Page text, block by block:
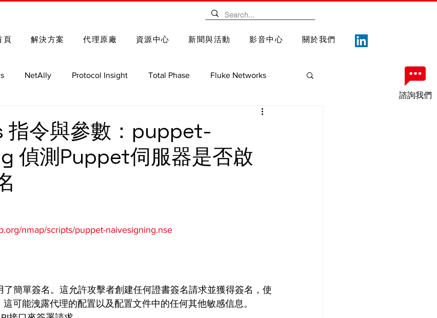
諮詢我們
頁 解決方案 代理原廠 資源中心 新聞與活動 影音中心 關於我們
NetAlly Protocol Insight Total Phase Fluke Networks
重要記事
Nmap 函式庫與指令
指令與參數：puppet-
偵測Puppet伺服器是否啟
nmap/scripts/puppet-naivesigning.nse
簡單簽名。這允許攻擊者創建任何證書簽名請求並獲得簽名，使
可能洩露代理的配置以及配置文件中的任何其他敏感信息。